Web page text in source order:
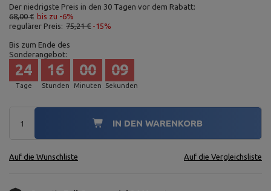
Der niedrigste Preis in den 30 Tagen vor dem Rabatt:
68,00 € bis zu -6%
regulärer Preis: 75,21 € -15%
Bis zum Ende des
Sonderangebot:
Tage
24
Stunden
16
Minuten
00
Sekunden
08
IN DEN WARENKORB
Auf die Wunschliste Auf die Vergleichsliste